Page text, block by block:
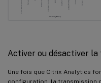
Activer ou désactiver la
Une fois que Citrix Analytics
configuration, la transmission